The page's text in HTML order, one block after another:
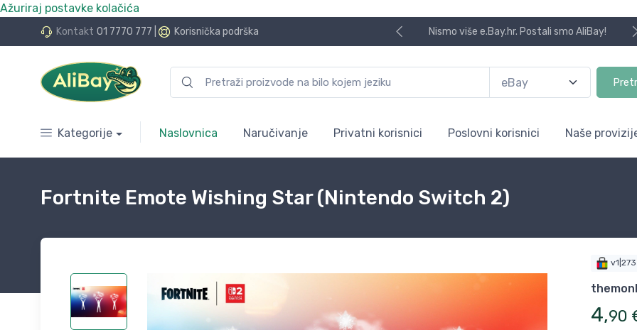
Ažuriraj postavke kolačića
Kontakt 01 7770 777 Korisnička podrška
24 rate bez kamata Nismo više e.Bay.hr. Postali smo AliBay!
Kategorije Naslovnica Naručivanje Privatni korisnici Poslovni korisnici Naše
Fortnite Emote Wishing Star (Nintendo Switch 2)
4,90